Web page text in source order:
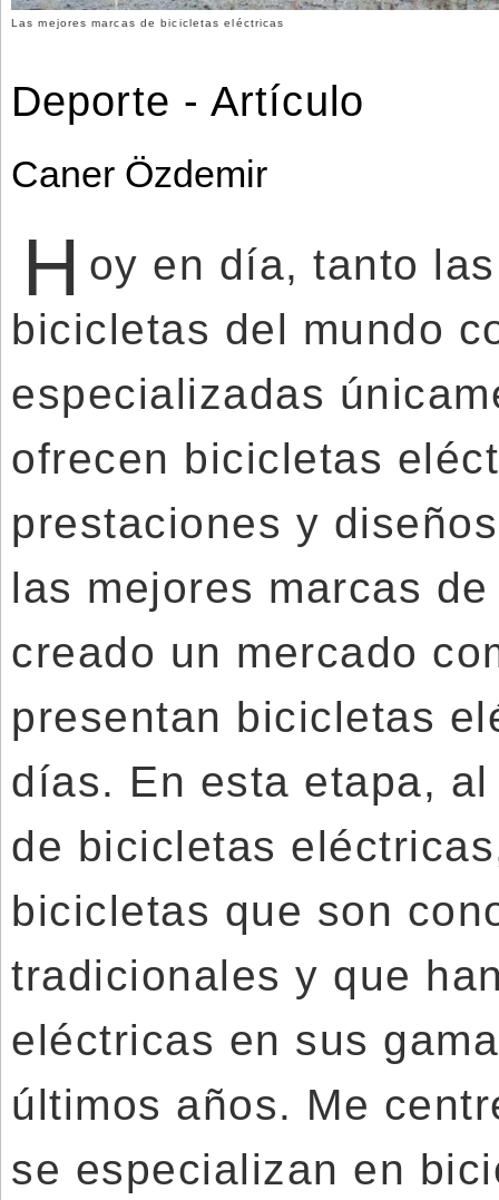
Las mejores marcas de bicicletas eléctricas
Deporte - Artículo
Caner Özdemir
H oy en día, tanto
bicicletas del mundo
especializadas
ofrecen bicicletas
prestaciones y
las mejores marcas
creado un mercado
presentan bicicletas
días. En esta etapa,
de bicicletas
bicicletas que son
tradicionales y que
eléctricas en sus
últimos años. Me
se especializan en